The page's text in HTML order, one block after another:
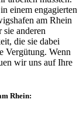
einem engagierten
am Rhein
anderen
die sie dabei
Vergütung. Wenn
wir uns auf Ihre
Rhein: